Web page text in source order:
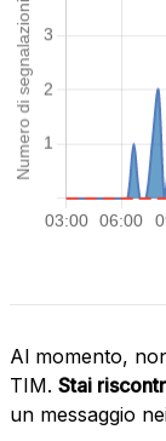
Al momento,
TIM. Stai
un messaggio